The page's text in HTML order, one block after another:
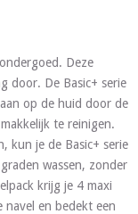
Deze
door. De Basic+ serie
op de huid door de
te reinigen.
kun je de Basic+ serie
wassen, zonder
krijg je 4 maxi
navel en bedekt een